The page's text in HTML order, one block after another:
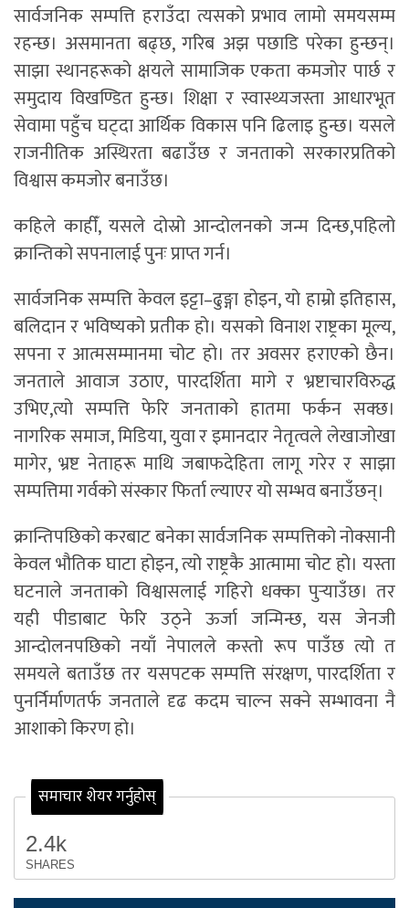
सार्वजनिक सम्पत्ति हराउँदा त्यसको प्रभाव लामो समयसम्म
रहन्छ। असमानता बढ्छ, गरिब अझ पछाडि परेका हुन्छन्।
साझा स्थानहरूको क्षयले सामाजिक एकता कमजोर पार्छ र
समुदाय विखण्डित हुन्छ। शिक्षा र स्वास्थ्यजस्ता आधारभूत
सेवामा पहुँच घट्दा आर्थिक विकास पनि ढिलाइ हुन्छ। यसले
राजनीतिक अस्थिरता बढाउँछ र जनताको सरकारप्रतिको
विश्वास कमजोर बनाउँछ।
कहिले काहीँ, यसले दोस्रो आन्दोलनको जन्म दिन्छ,पहिलो
क्रान्तिको सपनालाई पुनः प्राप्त गर्न।
सार्वजनिक सम्पत्ति केवल इट्टा–ढुङ्गा होइन, यो हाम्रो इतिहास,
बलिदान र भविष्यको प्रतीक हो। यसको विनाश राष्ट्रका मूल्य,
सपना र आत्मसम्मानमा चोट हो। तर अवसर हराएको छैन।
जनताले आवाज उठाए, पारदर्शिता मागे र भ्रष्टाचारविरुद्ध
उभिए,त्यो सम्पत्ति फेरि जनताको हातमा फर्कन सक्छ।
नागरिक समाज, मिडिया, युवा र इमानदार नेतृत्वले लेखाजोखा
मागेर, भ्रष्ट नेताहरू माथि जबाफदेहिता लागू गरेर र साझा
सम्पत्तिमा गर्वको संस्कार फिर्ता ल्याएर यो सम्भव बनाउँछन्।
क्रान्तिपछिको करबाट बनेका सार्वजनिक सम्पत्तिको नोक्सानी
केवल भौतिक घाटा होइन, त्यो राष्ट्रकै आत्मामा चोट हो। यस्ता
घटनाले जनताको विश्वासलाई गहिरो धक्का पुर्‍याउँछ। तर
यही पीडाबाट फेरि उठ्ने ऊर्जा जन्मिन्छ, यस जेनजी
आन्दोलनपछिको नयाँ नेपालले कस्तो रूप पाउँछ त्यो त
समयले बताउँछ तर यसपटक सम्पत्ति संरक्षण, पारदर्शिता र
पुनर्निर्माणतर्फ जनताले दृढ कदम चाल्न सक्ने सम्भावना नै
आशाको किरण हो।
समाचार शेयर गर्नुहोस्
2.4k
SHARES